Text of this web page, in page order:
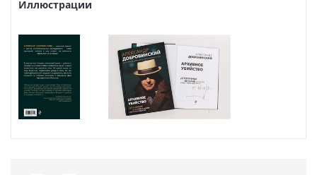
Шаг за шагом старые бумаги складываются в тревожную
расследование, неожиданно приводит к следу двух таинственных
и почти забытых убийств XX века.
«Архивное убийство» — это интеллектуальный детектив о тайнах
прошлого, где судьбы великих людей, любовь, ревность и страх
переплетаются с реальными загадками истории.
Иллюстрации